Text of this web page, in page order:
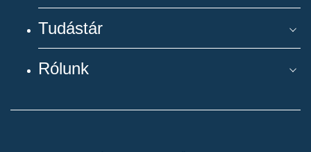
Tudástár
Rólunk